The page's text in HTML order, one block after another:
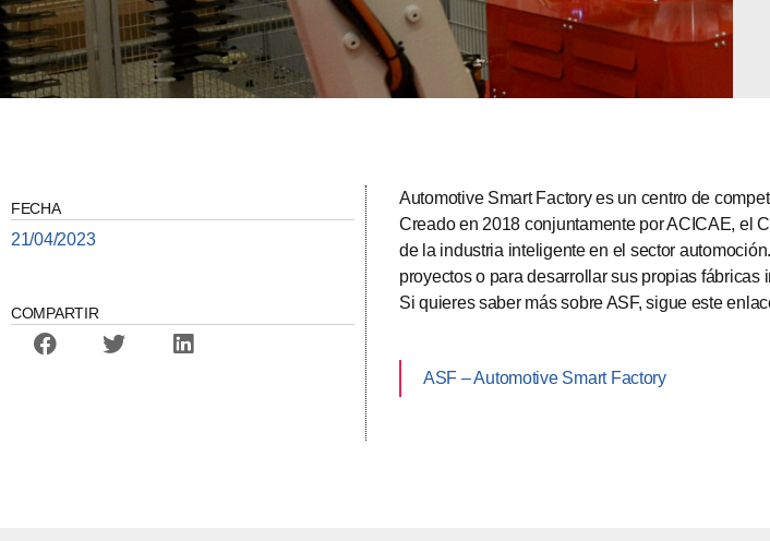
FECHA
21/04/2023
COMPARTIR
Automotive Smart Factory es un centro de
Creado en 2018 conjuntamente por ACICAE, el
de la industria inteligente en el sector
proyectos o para desarrollar sus propias fábricas
Si quieres saber más sobre ASF, sigue este
ASF – Automotive Smart Factory